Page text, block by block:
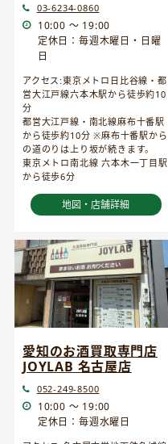
03-6234-0860
10:00 ～ 19:00
定休日：毎週木曜日・日曜
日
アクセス:東京メトロ日比谷線・都
営大江戸線六本木駅から徒歩約10
分
都営大江戸線・南北線麻布十番駅
から徒歩約10分 ※麻布十番駅から
の道のりは上り坂が続きます。
東京メトロ南北線 六本木一丁目駅
から徒歩6分
地図・店舗詳細
愛知のお酒買取専門店
JOYLAB 名古屋店
052-249-8500
10:00 ～ 19:00
定休日：毎週水曜日